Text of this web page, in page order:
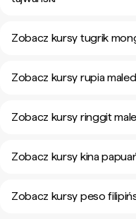
Zobacz kursy tugrik
Zobacz kursy rupia
Zobacz kursy ringgit
Zobacz kursy kina
Zobacz kursy peso